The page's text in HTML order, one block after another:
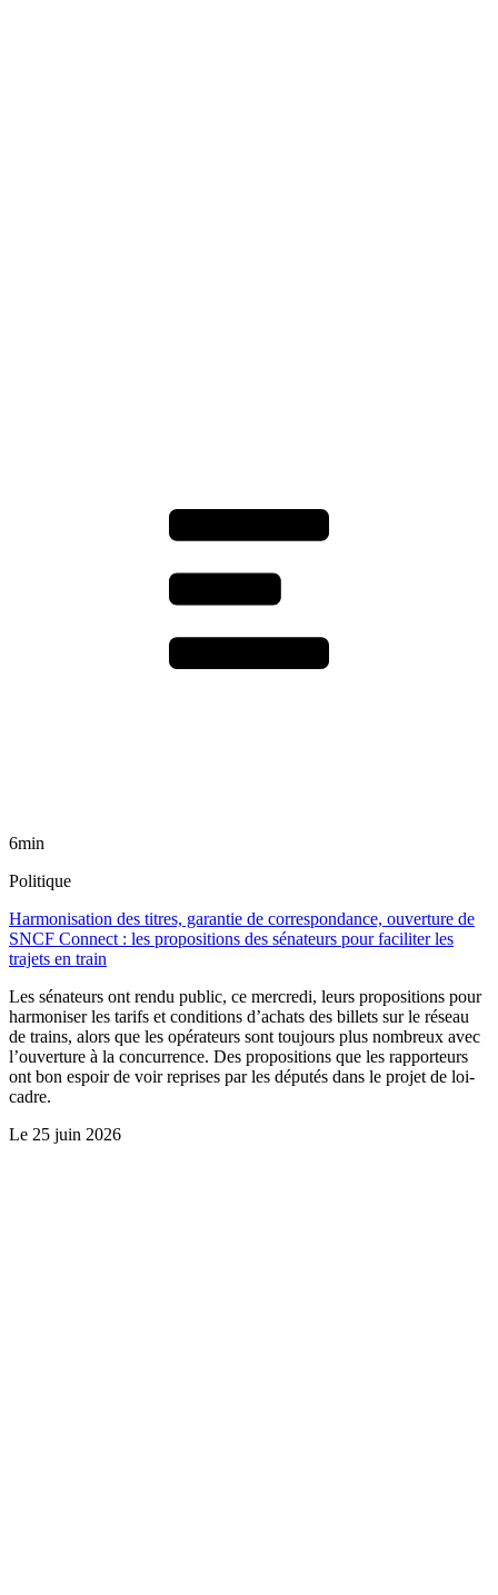
6min
Politique
Harmonisation des titres, garantie de correspondance, ouverture de
SNCF Connect : les propositions des sénateurs pour faciliter les
trajets en train
Les sénateurs ont rendu public, ce mercredi, leurs propositions pour
harmoniser les tarifs et conditions d’achats des billets sur le réseau
de trains, alors que les opérateurs sont toujours plus nombreux avec
l’ouverture à la concurrence. Des propositions que les rapporteurs
ont bon espoir de voir reprises par les députés dans le projet de loi-
cadre.
Le 25 juin 2026